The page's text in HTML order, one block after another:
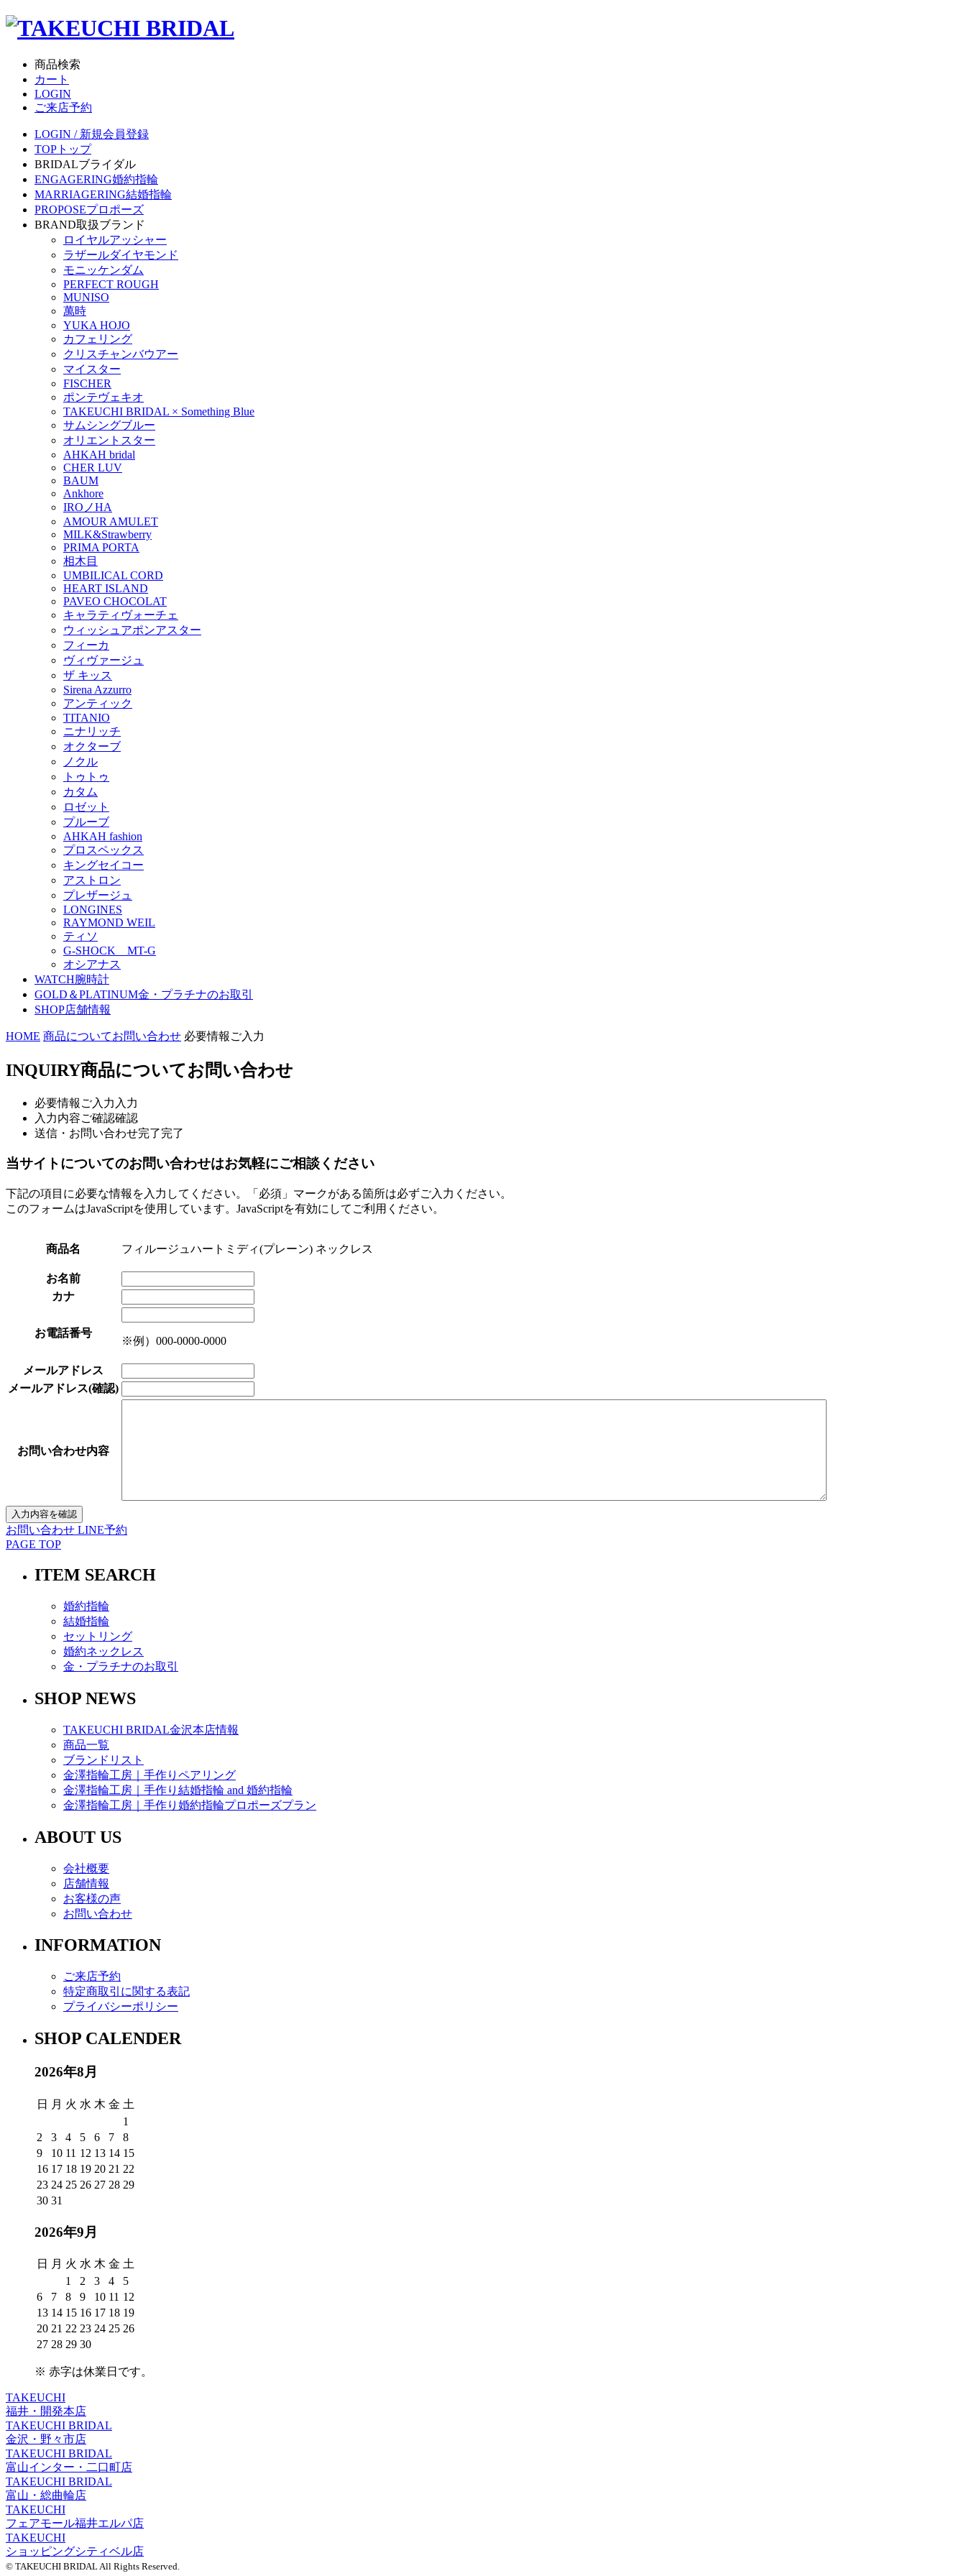
商品検索
カート
LOGIN
ご来店予約
LOGIN / 新規会員登録
TOP トップ
BRIDALブライダル
ENGAGERING婚約指輪
MARRIAGERING結婚指輪
PROPOSEプロポーズ
BRAND取扱ブランド
ロイヤルアッシャー
ラザールダイヤモンド
モニッケンダム
PERFECT ROUGH
MUNISO
萬時
YUKA HOJO
カフェリング
クリスチャンバウアー
マイスター
FISCHER
ポンテヴェキオ
TAKEUCHI BRIDAL × Something Blue
サムシングブルー
オリエントスター
AHKAH bridal
CHER LUV
BAUM
Ankhore
IROノHA
AMOUR AMULET
MILK&Strawberry
PRIMA PORTA
相木目
UMBILICAL CORD
HEART ISLAND
PAVEO CHOCOLAT
キャラティヴォーチェ
ウィッシュアポンアスター
フィーカ
ヴィヴァージュ
ザ キッス
Sirena Azzurro
アンティック
TITANIO
ニナリッチ
オクターブ
ノクル
トゥトゥ
カタム
ロゼット
プルーブ
AHKAH fashion
プロスペックス
キングセイコー
アストロン
プレザージュ
LONGINES
RAYMOND WEIL
ティソ
G-SHOCK MT-G
オシアナス
WATCH腕時計
GOLD＆PLATINUM金・プラチナのお取引
SHOP店舗情報
HOME 商品についてお問い合わせ 必要情報ご入力
INQUIRY商品についてお問い合わせ
必要情報ご入力 入力
入力内容ご確認確認
送信・お問い合わせ完了完了
当サイトについてのお問い合わせはお気軽にご相談ください
下記の項目に必要な情報を入力してください。「必須」マークがある箇所は必ずご入力ください。
このフォームはJavaScriptを使用しています。JavaScriptを有効にしてご利用ください。
商品名 フィルージュハートミディ(プレーン) ネックレス
お名前
カナ
お電話番号
※例）000-0000-0000
メールアドレス
メールアドレス(確認)
お問い合わせ内容
お問い合わせ LINE予約
PAGE TOP
ITEM SEARCH
婚約指輪
結婚指輪
セットリング
婚約ネックレス
金・プラチナのお取引
SHOP NEWS
TAKEUCHI BRIDAL金沢本店情報
商品一覧
ブランドリスト
金澤指輪工房｜手作りペアリング
金澤指輪工房｜手作り結婚指輪 and 婚約指輪
金澤指輪工房｜手作り婚約指輪プロポーズプラン
ABOUT US
会社概要
店舗情報
お客様の声
お問い合わせ
INFORMATION
ご来店予約
特定商取引に関する表記
プライバシーポリシー
SHOP CALENDER
2026年8月
日 月 火 水 木 金 土
1
2
3 4 5 6 7
8
9
10 11 12 13 14 15
16 17 18 19 20 21 22
23 24 25 26 27 28 29
30 31
2026年9月
日 月 火 水 木 金 土
1
2 3 4
5
6
7 8 9 10 11 12
13 14 15 16 17 18 19
20 21 22 23 24 25 26
27 28 29 30
※ 赤字は休業日 です。
TAKEUCHI
福井・開発本店
TAKEUCHI BRIDAL
金沢・野々市店
TAKEUCHI BRIDAL
富山インター・二口町店
TAKEUCHI BRIDAL
富山・総曲輪店
TAKEUCHI
フェアモール福井エルパ店
TAKEUCHI
ショッピングシティベル店
© TAKEUCHI BRIDAL All Rights Reserved.